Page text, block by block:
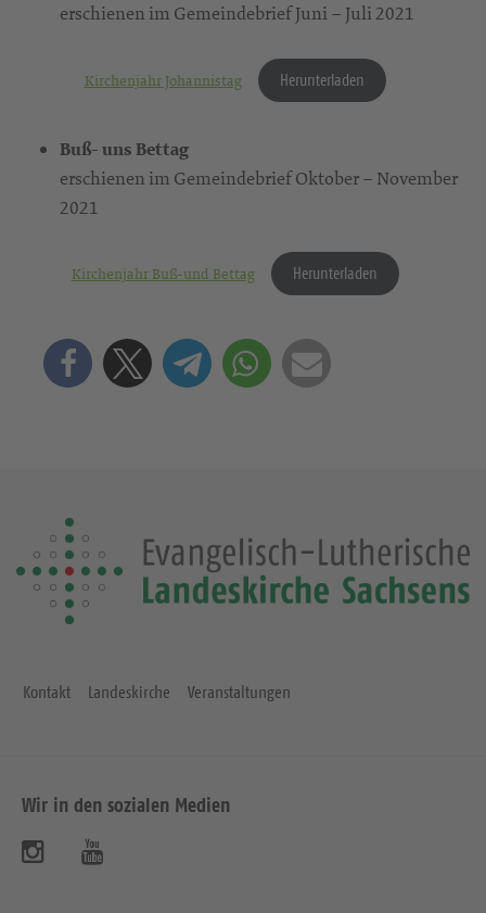
erschienen im Gemeindebrief Juni – Juli 2021
Kirchenjahr Johannistag Herunterladen
Buß- uns Bettag
erschienen im Gemeindebrief Oktober – November
2021
Kirchenjahr Buß-und Bettag Herunterladen
Kontakt Landeskirche Veranstaltungen
Wir in den sozialen Medien